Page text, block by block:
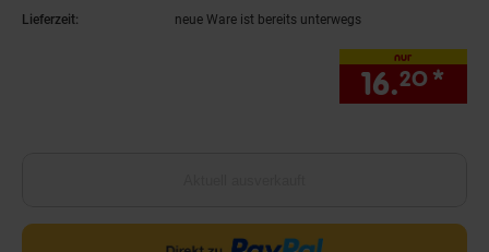
Lieferzeit: neue Ware ist bereits unterwegs
nur
16.20 *